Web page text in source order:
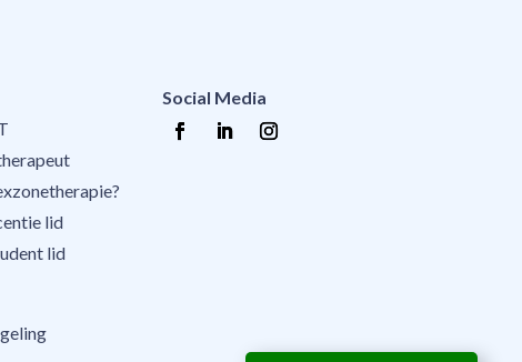
lid
lid
Social Media